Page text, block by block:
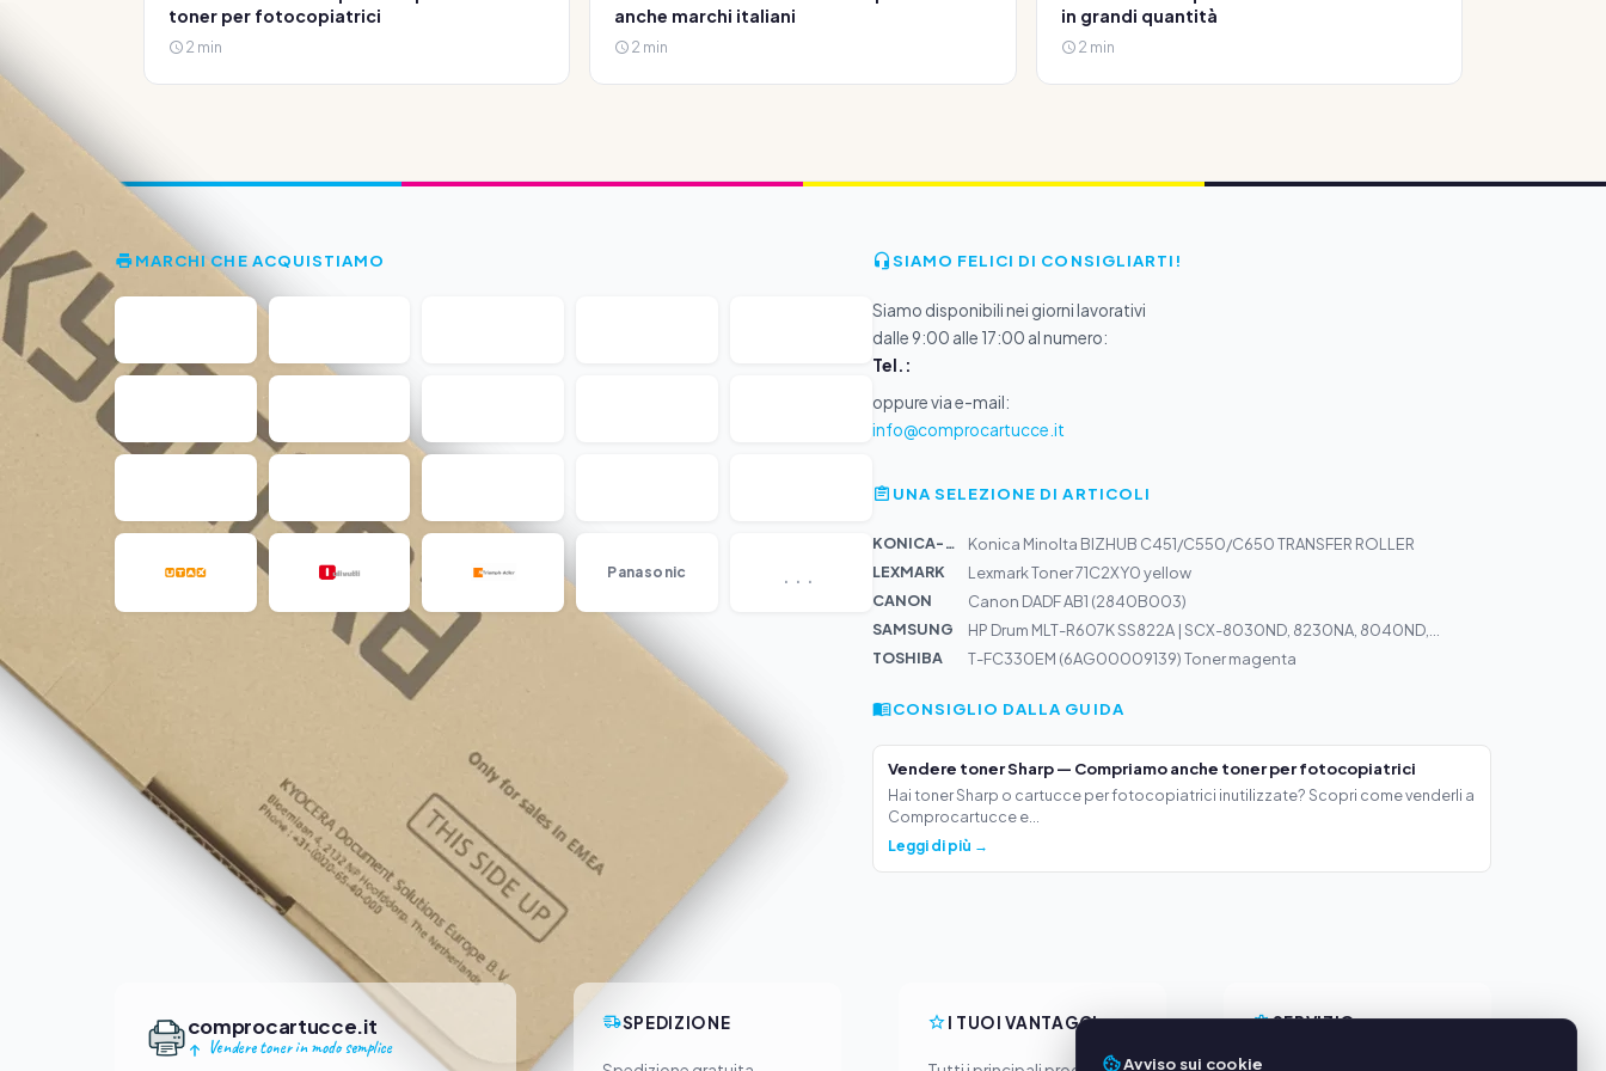
toner per fotocopiatrici
2 min
anche marchi italiani
2 min
in grandi quantità
2 min
MARCHI CHE ACQUISTIAMO
Panasonic ...
SIAMO FELICI DI CONSIGLIARTI!
Siamo disponibili nei giorni lavorativi
dalle 9:00 alle 17:00 al numero:
Tel.:
oppure via e-mail:
info@comprocartucce.it
UNA SELEZIONE DI ARTICOLI
KONICA-MIN...
Konica Minolta BIZHUB C451/C550/C650 TRANSFER ROLLER
LEXMARK
Lexmark Toner 71C2XY0 yellow
CANON
Canon DADF AB1 (2840B003)
SAMSUNG
HP Drum MLT-R607K SS822A | SCX-8030ND, 8230NA, 8040ND,...
TOSHIBA
T-FC330EM (6AG00009139) Toner magenta
CONSIGLIO DALLA GUIDA
Vendere toner Sharp — Compriamo anche toner per fotocopiatrici
Hai toner Sharp o cartucce per fotocopiatrici inutilizzate? Scopri come venderli a
Comprocartucce e...
Leggi di più →
comprocartucce.it
Vendere toner in modo semplice
SPEDIZIONE I TUOI VANTAGGI SERVIZIO
Avviso sui cookie